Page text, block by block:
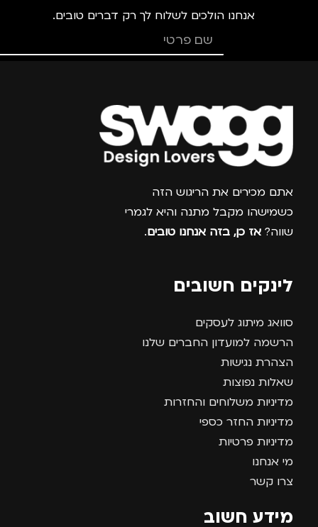
TROIKA מותגים TROIKA
אנחנו הולכים לשלוח לך רק דברים טובים.
צרפו אותי למועדון
אתם מכירים את הריגוש הזה
כשמישהו מקבל מתנה והיא לגמרי
שווה? אז כן, בזה אנחנו טובים.
לינקים חשובים
סוואג מיתוג לעסקים
הרשמה למועדון החברים שלנו
הצהרת נגישות
שאלות נפוצות
מדיניות משלוחים והחזרות
מדיניות החזר כספי
מדיניות פרטיות
מי אנחנו
צרו קשר
מידע חשוב